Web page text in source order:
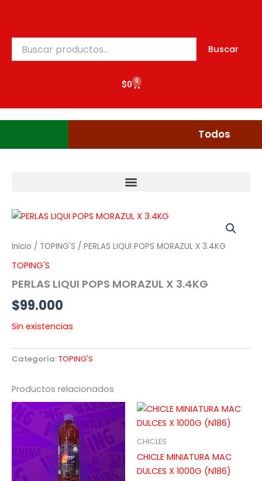
contenido
por:
Buscar
$0 0
Cart
Todos
Inicio / TOPING'S / PERLAS LIQUI POPS MORAZUL X 3.4KG
TOPING'S
PERLAS LIQUI POPS MORAZUL X 3.4KG
$99.000
Sin existencias
Categoría:TOPING'S
Productos relacionados
CHICLES
CHICLE MINIATURA MAC
DULCES X 1000G (N186)